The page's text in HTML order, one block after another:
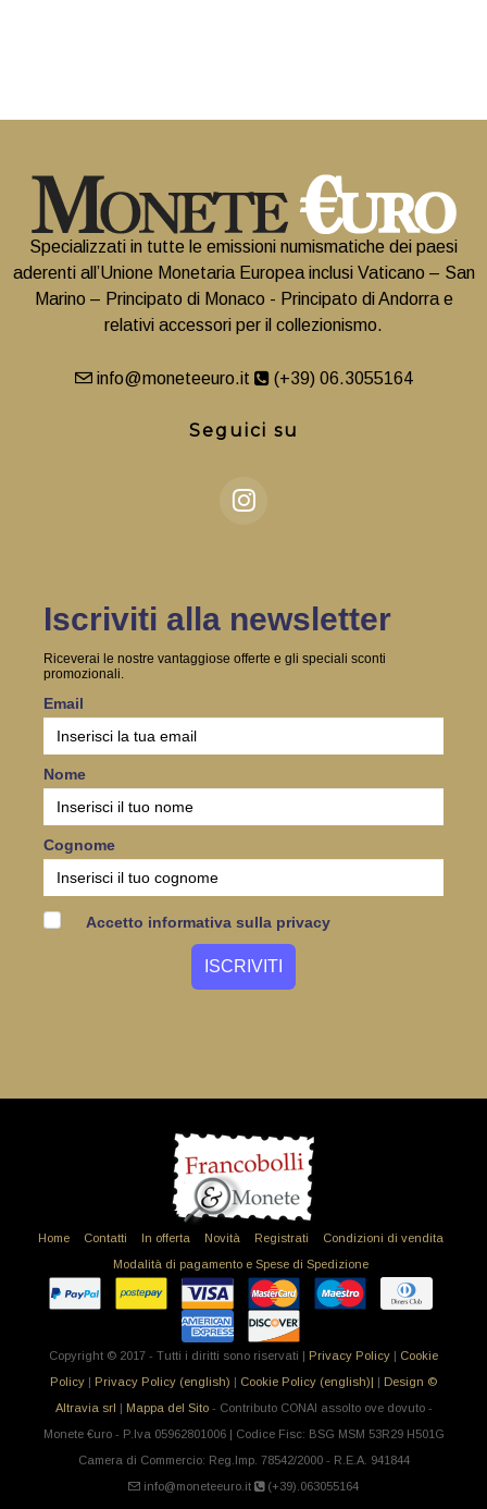
Specializzati in tutte le emissioni numismatiche dei paesi
aderenti all’Unione Monetaria Europea inclusi Vaticano – San
Marino – Principato di Monaco - Principato di Andorra e
relativi accessori per il collezionismo.
info@moneteeuro.it (+39) 06.3055164
Seguici su
Iscriviti alla newsletter
Riceverai le nostre vantaggiose offerte e gli speciali sconti
promozionali.
Email
Nome
Cognome
Accetto informativa sulla privacy
Home Contatti In offerta Novità Registrati
Condizioni di vendita
Modalità di pagamento e Spese di Spedizione
Copyright © 2017 - Tutti i diritti sono riservati | Privacy Policy | Cookie
Policy | Privacy Policy (english) | Cookie Policy (english)| | Design ©
Altravia srl | Mappa del Sito- Contributo CONAI assolto ove dovuto -
Monete €uro - P.Iva 05962801006 | Codice Fisc: BSG MSM 53R29 H501G
Camera di Commercio: Reg.Imp. 78542/2000 - R.E.A. 941844
info@moneteeuro.it
(+39).063055164